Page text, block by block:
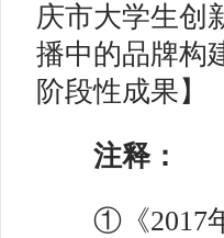
庆市大学生创
播中的品牌构
阶段性成果】
注释：
①《2017年